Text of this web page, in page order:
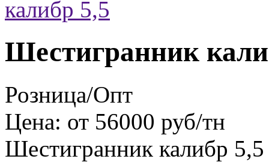
Шестигранник
Розница/Опт
Цена: от 56000 руб/тн
Шестигранник калибр 5,5